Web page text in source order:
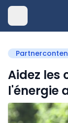
Aidez les
l'énergie